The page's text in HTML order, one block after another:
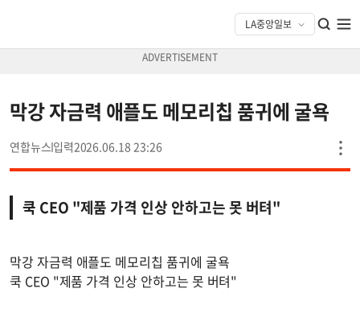
막강 자금력 애플도 메모리칩 품귀에 굴욕
연합뉴스 2026.06.18 23:26
쿡 CEO "제품 가격 인상 안하고는 못 버텨"
막강 자금력 애플도 메모리칩 품귀에 굴욕
쿡 CEO "제품 가격 인상 안하고는 못 버텨"